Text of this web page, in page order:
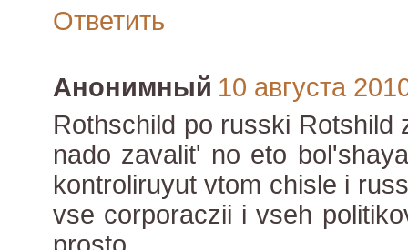
Ответить
Анонимный 10 августа
Rothschild po russki Rotshild
nado zavalit' no eto
kontroliruyut vtom chisle i
vse corporaczii i vseh